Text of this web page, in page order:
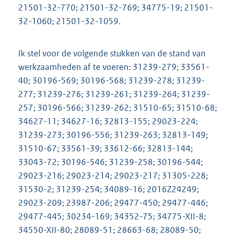
21501-32-770; 21501-32-769; 34775-19; 21501-
32-1060; 21501-32-1059.
Ik stel voor de volgende stukken van de stand van
werkzaamheden af te voeren: 31239-279; 33561-
40; 30196-569; 30196-568; 31239-278; 31239-
277; 31239-276; 31239-261; 31239-264; 31239-
257; 30196-566; 31239-262; 31510-65; 31510-68;
34627-11; 34627-16; 32813-155; 29023-224;
31239-273; 30196-556; 31239-263; 32813-149;
31510-67; 33561-39; 33612-66; 32813-144;
33043-72; 30196-546; 31239-258; 30196-544;
29023-216; 29023-214; 29023-217; 31305-228;
31530-2; 31239-254; 34089-16; 2016Z24249;
29023-209; 23987-206; 29477-450; 29477-446;
29477-445; 30234-169; 34352-75; 34775-XII-8;
34550-XII-80; 28089-51; 28663-68; 28089-50;